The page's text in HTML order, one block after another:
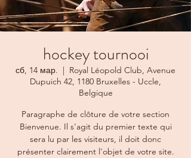
hockey tournooi
сб, 14 мар.
  |
Royal Léopold Club, Avenue
Dupuich 42, 1180 Bruxelles - Uccle,
Belgique
Paragraphe de clôture de votre section
Bienvenue. Il s'agit du premier texte qui
sera lu par les visiteurs, il doit donc
présenter clairement l'objet de votre site.